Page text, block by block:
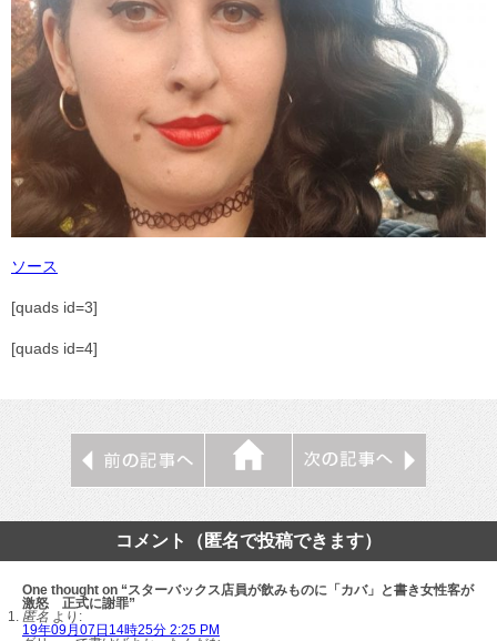
ソース
[quads id=3]
[quads id=4]
コメント（匿名で投稿できます）
One thought on “スターバックス店員が飲みものに「カバ」と書き女性客が
激怒 正式に謝罪”
匿名 より:
19年09月07日14時25分 2:25 PM